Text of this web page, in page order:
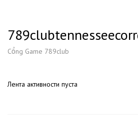
Cổng Game 789club
Лента активности пуста